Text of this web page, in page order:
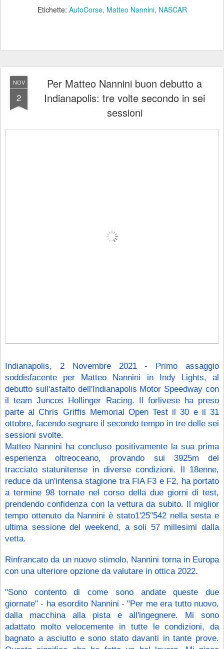
Etichette: AutoCorse Matteo Nannini NASCAR
NOV
2
Per Matteo Nannini buon debutto a
Indianapolis: tre volte secondo in sei
sessioni
Indianapolis, 2 Novembre 2021 - Primo assaggio
soddisfacente per Matteo Nannini in Indy Lights, al
debutto sull'asfalto dell'Indianapolis Motor Speedway con
il team Juncos Hollinger Racing. Il forlivese ha preso
parte al Chris Griffis Memorial Open Test il 30 e il 31
ottobre, facendo segnare il secondo tempo in tre delle sei
sessioni svolte.
Matteo Nannini ha concluso positivamente la sua prima
esperienza oltreoceano, provando sui 3925m del
tracciato statunitense in diverse condizioni. Il 18enne,
reduce da un'intensa stagione tra FIA F3 e F2, ha portato
a termine 98 tornate nel corso della due giorni di test,
prendendo confidenza con la vettura da subito. Il miglior
tempo ottenuto da Nannini è stato1'25''542 nella sesta e
ultima sessione del weekend, a soli 57 millesimi dalla
vetta.
Rinfrancato da un nuovo stimolo, Nannini torna in Europa
con una ulteriore opzione da valutare in ottica 2022.
"Sono contento di come sono andate queste due
giornate" - ha esordito Nannini - "Per me era tutto nuovo,
dalla macchina alla pista e all'ingegnere. Mi sono
adattato molto velocemente in tutte le condizioni, da
bagnato a asciutto e sono stato davanti in tante prove.